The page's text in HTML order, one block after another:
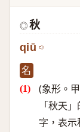
◎ 秋
qiū
名
(象形。
「秋天
字，表示